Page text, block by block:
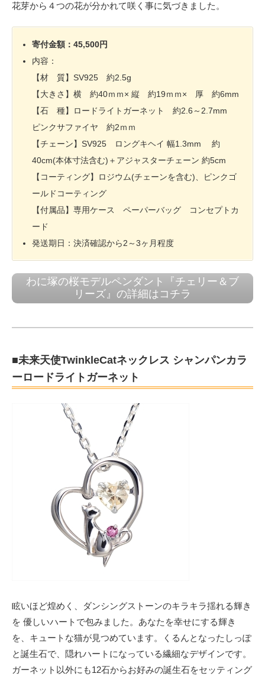
花芽から４つの花が分かれて咲く事に気づきました。
寄付金額：45,500円
内容：
【材 質】SV925 約2.5g
【大きさ】横 約40ｍｍ× 縦 約19ｍｍ× 厚 約6mm
【石 種】ロードライトガーネット 約2.6～2.7mm
ピンクサファイヤ 約2ｍｍ
【チェーン】SV925 ロングキヘイ 幅1.3mm 約
40cm(本体寸法含む)＋アジャスターチェーン 約5cm
【コーティング】ロジウム(チェーンを含む)、ピンクゴ
ールドコーティング
【付属品】専用ケース ペーパーバッグ コンセプトカ
ード
発送期日：決済確認から2～3ヶ月程度
わに塚の桜モデルペンダント『チェリー＆ブ
リーズ』の詳細はコチラ
■未来天使TwinkleCatネックレス シャンパンカラ
ーロードライトガーネット
眩いほど煌めく、ダンシングストーンのキラキラ揺れる輝き
を 優しいハートで包みました。あなたを幸せにする輝き
を、キュートな猫が見つめています。くるんとなったしっぽ
と誕生石で、隠れハートになっている繊細なデザインです。
ガーネット以外にも12石からお好みの誕生石をセッティング